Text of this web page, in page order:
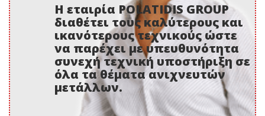
Η εταιρία POLATIDIS GROUP
διαθέτει τους καλύτερους και
ικανότερους τεχνικούς ώστε
να παρέχει με υπευθυνότητα
συνεχή τεχνική υποστήριξη σε
όλα τα θέματα ανιχνευτών
μετάλλων.